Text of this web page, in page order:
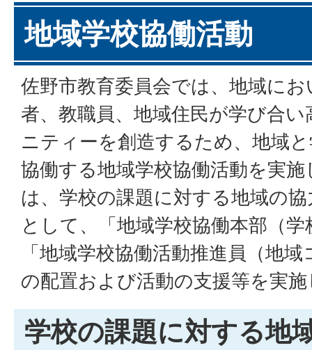
地域学校協働活動
佐野市教育委員会では、地域に
者、教職員、地域住民が学び合
ニティーを創造するため、地域
協働する地域学校協働活動を実
は、学校の課題に対する地域の
として、「地域学校協働本部（
「地域学校協働活動推進員（地
の配置および活動の支援等を実
学校の課題に対する地